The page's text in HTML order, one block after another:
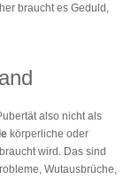
braucht es Geduld,
also nicht als
körperliche oder
wird. Das sind
Wutausbrüche,